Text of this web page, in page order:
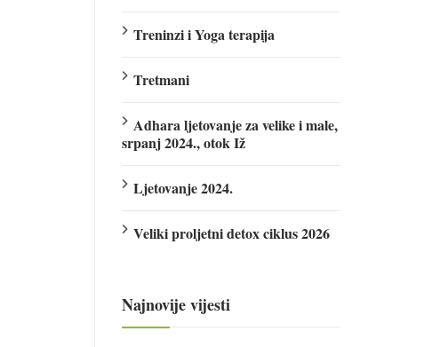
Treninzi i Yoga terapija
Tretmani
Adhara ljetovanje za velike i male,
srpanj 2024., otok Iž
Ljetovanje 2024.
Veliki proljetni detox ciklus 2026
Najnovije vijesti